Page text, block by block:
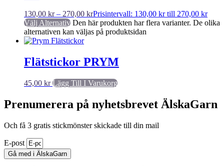
130,00 kr – 270,00 krPrisintervall: 130,00 kr till 270,00 kr
Välj Alternativ Den här produkten har flera varianter. De olika
alternativen kan väljas på produktsidan
Flätstickor PRYM
45,00 kr Lägg Till I Varukorg
Prenumerera på nyhetsbrevet ÄlskaGarn
Och få 3 gratis stickmönster skickade till din mail
E-post
Gå med i ÄlskaGarn